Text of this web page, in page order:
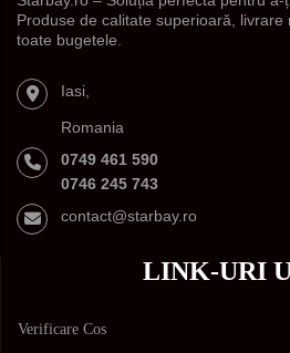
Produse de calitate superioară,
toate bugetele.
Iasi,
Romania
0749 461 590
0746 245 743
contact@starbay.ro
LINK-URI
Verificare Cos